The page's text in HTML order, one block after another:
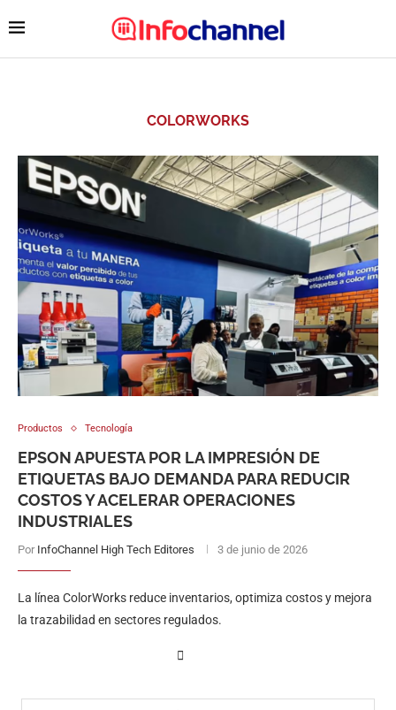
COLORWORKS
Productos Tecnología
EPSON APUESTA POR LA IMPRESIÓN DE
ETIQUETAS BAJO DEMANDA PARA REDUCIR
COSTOS Y ACELERAR OPERACIONES
INDUSTRIALES
Por InfoChannel High Tech Editores 3 de junio de 2026
La línea ColorWorks reduce inventarios, optimiza costos y mejora
la trazabilidad en sectores regulados.